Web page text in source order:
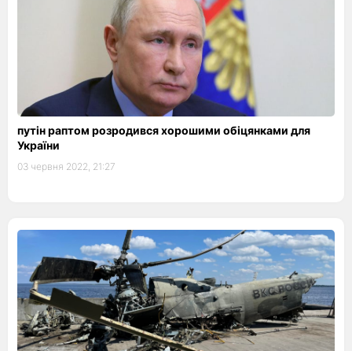
путін раптом розродився хорошими обіцянками для
України
03 червня 2022, 21:27